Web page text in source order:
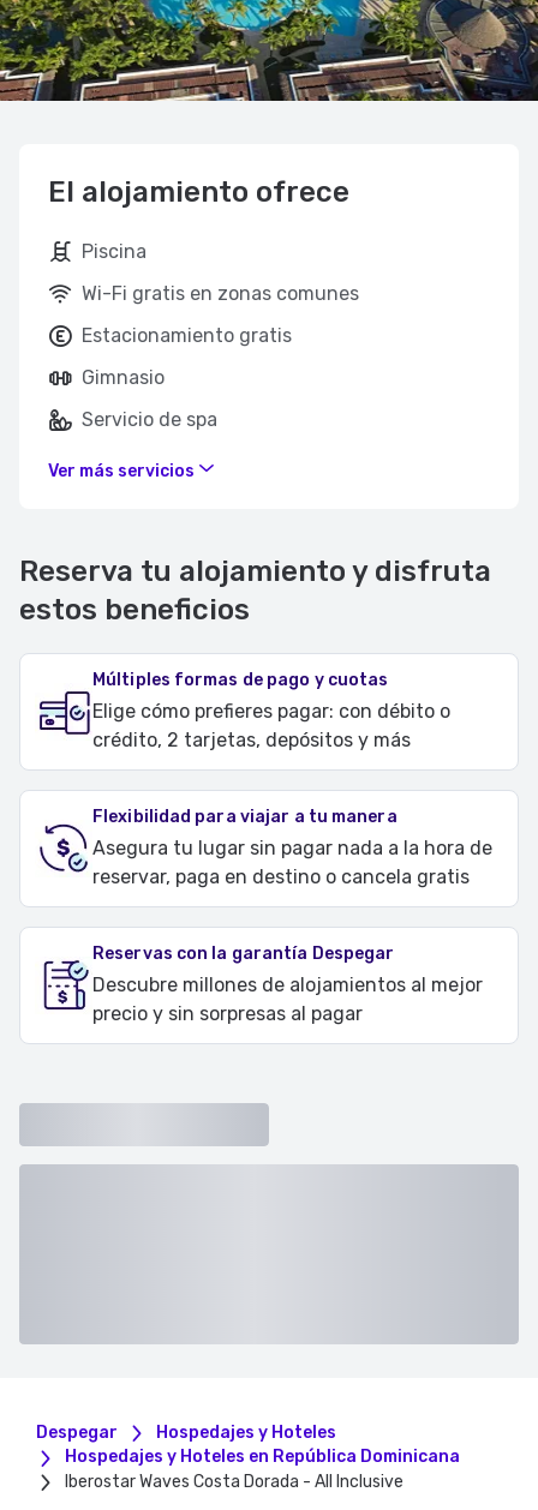
El alojamiento ofrece
Piscina
Wi-Fi gratis en zonas comunes
Estacionamiento gratis
Gimnasio
Servicio de spa
Ver más servicios
Reserva tu alojamiento y disfruta
estos beneficios
Múltiples formas de pago y cuotas
Elige cómo prefieres pagar: con débito o
crédito, 2 tarjetas, depósitos y más
Flexibilidad para viajar a tu manera
Asegura tu lugar sin pagar nada a la hora de
reservar, paga en destino o cancela gratis
Reservas con la garantía Despegar
Descubre millones de alojamientos al mejor
precio y sin sorpresas al pagar
Despegar
Hospedajes y Hoteles
Hospedajes y Hoteles en República Dominicana
Iberostar Waves Costa Dorada - All Inclusive